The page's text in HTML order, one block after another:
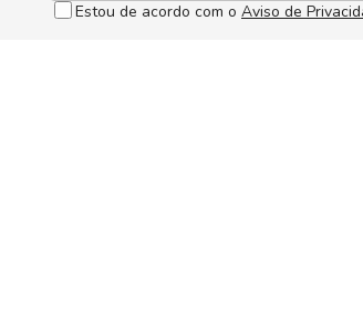
Estou de acordo com o Aviso de